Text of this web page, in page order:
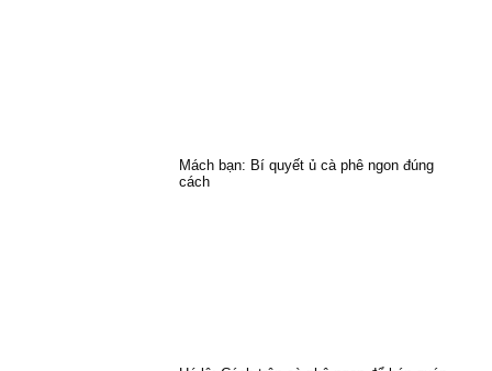
Mách bạn: Bí quyết ủ cà phê ngon đúng
cách